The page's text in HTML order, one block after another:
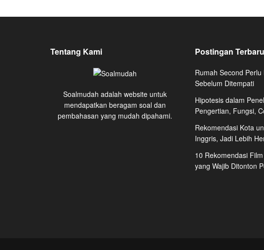
Tentang Kami
Soalmudah adalah website untuk
mendapatkan beragam soal dan
pembahasan yang mudah dipahami.
Postingan Terbaru
Rumah Second Perlu
Sebelum Ditempati
Hipotesis dalam
Pengertian, Fungsi,
Rekomendasi Kota
Inggris, Jadi Lebih
10 Rekomendasi
yang Wajib Ditonton